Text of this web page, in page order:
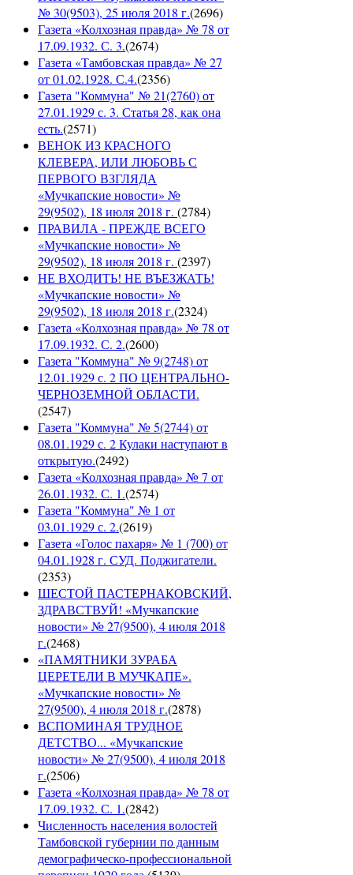
№ 30(9503), 25 июля 2018 г.(2696)
Газета «Колхозная правда» № 78 от
17.09.1932. С. 3.(2674)
Газета «Тамбовская правда» № 27
от 01.02.1928. С.4.(2356)
Газета "Коммуна" № 21(2760) от
27.01.1929 с. 3. Статья 28, как она
есть.(2571)
ВЕНОК ИЗ КРАСНОГО
КЛЕВЕРА, ИЛИ ЛЮБОВЬ С
ПЕРВОГО ВЗГЛЯДА
«Мучкапские новости» №
29(9502), 18 июля 2018 г. (2784)
ПРАВИЛА - ПРЕЖДЕ ВСЕГО
«Мучкапские новости» №
29(9502), 18 июля 2018 г. (2397)
НЕ ВХОДИТЬ! НЕ ВЪЕЗЖАТЬ!
«Мучкапские новости» №
29(9502), 18 июля 2018 г.(2324)
Газета «Колхозная правда» № 78 от
17.09.1932. С. 2.(2600)
Газета "Коммуна" № 9(2748) от
12.01.1929 с. 2 ПО ЦЕНТРАЛЬНО-
ЧЕРНОЗЕМНОЙ ОБЛАСТИ.
(2547)
Газета "Коммуна" № 5(2744) от
08.01.1929 с. 2 Кулаки наступают в
открытую.(2492)
Газета «Колхозная правда» № 7 от
26.01.1932. С. 1.(2574)
Газета "Коммуна" № 1 от
03.01.1929 с. 2.(2619)
Газета «Голос пахаря» № 1 (700) от
04.01.1928 г. СУД. Поджигатели.
(2353)
ШЕСТОЙ ПАСТЕРНАКОВСКИЙ,
ЗДРАВСТВУЙ! «Мучкапские
новости» № 27(9500), 4 июля 2018
г.(2468)
«ПАМЯТНИКИ ЗУРАБА
ЦЕРЕТЕЛИ В МУЧКАПЕ».
«Мучкапские новости» №
27(9500), 4 июля 2018 г.(2878)
ВСПОМИНАЯ ТРУДНОЕ
ДЕТСТВО... «Мучкапские
новости» № 27(9500), 4 июля 2018
г.(2506)
Газета «Колхозная правда» № 78 от
17.09.1932. С. 1.(2842)
Численность населения волостей
Тамбовской губернии по данным
демографическо-профессиональной